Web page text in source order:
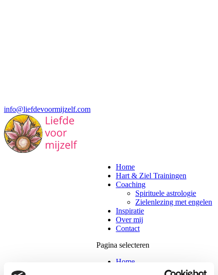
info@liefdevoormijzelf.com
Home
Hart & Ziel Trainingen
Coaching
Spirituele astrologie
Zielenlezing met engelen
Inspiratie
Over mij
Contact
Pagina selecteren
Home
Hart & Ziel Trainingen